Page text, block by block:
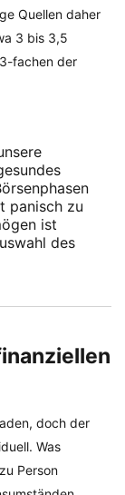
Quellen daher
3 bis 3,5
fachen der
panisch zu
ist
des
doch der
Was
Person